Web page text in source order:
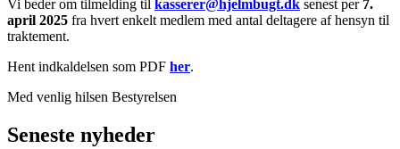
Vi beder om tilmelding til kasserer@hjelmbugt.dk senest per 7.
april 2025 fra hvert enkelt medlem med antal deltagere af hensyn til
traktement.
Hent indkaldelsen som PDF her.
Med venlig hilsen Bestyrelsen
Seneste nyheder